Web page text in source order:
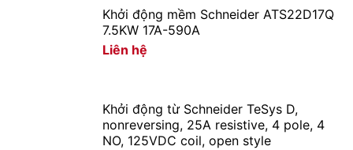
Khởi động mềm Schneider ATS22D17Q
7.5KW 17A-590A
Liên hệ
Khởi động từ Schneider TeSys D,
nonreversing, 25A resistive, 4 pole, 4
NO, 125VDC coil, open style